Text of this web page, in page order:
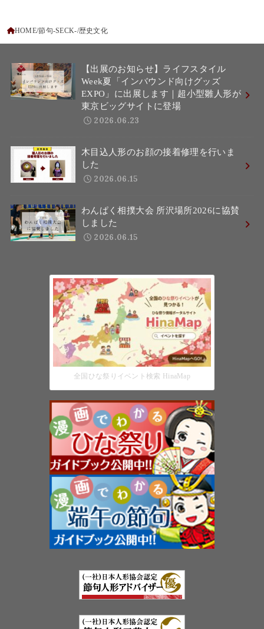
HOME 節句-SECK- 歴史文化
【出展のお知らせ】ライフスタイル
Week夏「インバウンド向けグッズ
EXPO」に出展します｜超小型雛人形が
東京ビッグサイトに登場
2026.06.23
木目込人形のお顔の接着修理を行いま
した
2026.06.15
わんぱく相撲大会 所沢場所2026に協賛
しました
2026.06.15
全国ひな祭りイベント検索 HinaMap